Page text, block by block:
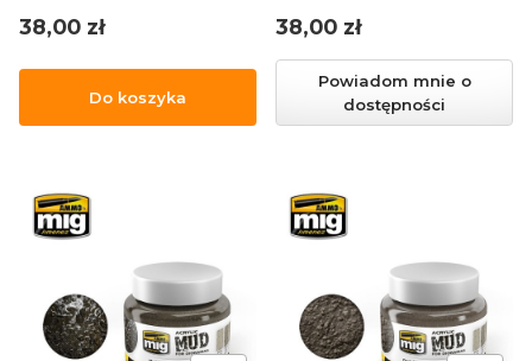
Cena
38,00 zł
Do koszyka
Cena
38,00 zł
Powiadom mnie o
dostępności